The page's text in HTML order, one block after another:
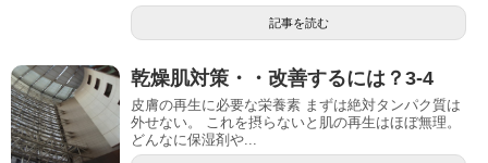
記事を読む
乾燥肌対策・・改善するには？3-4
皮膚の再生に必要な栄養素 まずは絶対タンパク質は
外せない。 これを摂らないと肌の再生はほぼ無理。
どんなに保湿剤や...